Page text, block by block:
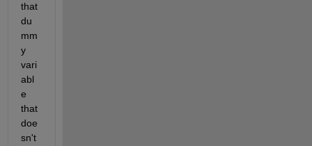
that
du
mm
y
vari
abl
e
that
doe
sn't